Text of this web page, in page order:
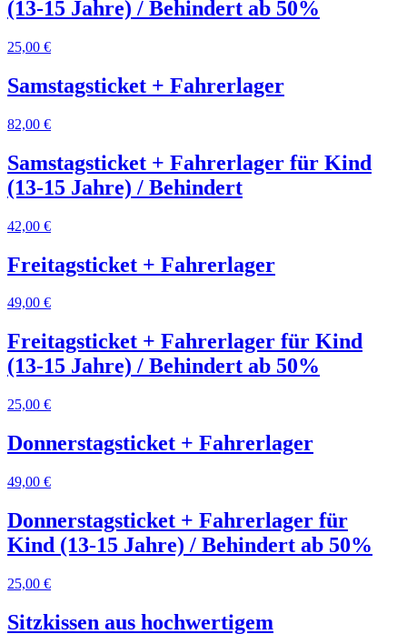
(13-15 Jahre) / Behindert ab 50%
25,00 €
Samstagsticket + Fahrerlager
82,00 €
Samstagsticket + Fahrerlager für Kind
(13-15 Jahre) / Behindert
42,00 €
Freitagsticket + Fahrerlager
49,00 €
Freitagsticket + Fahrerlager für Kind
(13-15 Jahre) / Behindert ab 50%
25,00 €
Donnerstagsticket + Fahrerlager
49,00 €
Donnerstagsticket + Fahrerlager für
Kind (13-15 Jahre) / Behindert ab 50%
25,00 €
Sitzkissen aus hochwertigem